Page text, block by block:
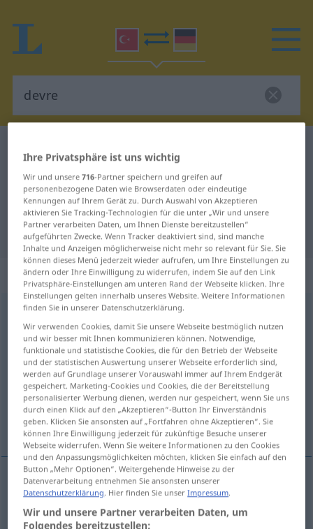
Türkisch-Deutsch Übersetzung für
"devre"
"devre" Deutsch Übersetzung
„devre“
devre
Übersicht aller Übersetzungen
(Für mehr Details die Übersetzung anklicken/antippen)
Periode Zeit, Zeitabschnitt
Phase, Zyklus Stromkreis, Schaltung
Periode F devre
Ihre Privatsphäre ist uns wichtig
Wir und unsere716-Partner speichern und greifen auf
personenbezogene Daten wie Browserdaten oder eindeutige
Kennungen auf Ihrem Gerät zu. Durch Auswahl von Akzeptieren
aktivieren Sie Tracking-Technologien für die unter „Wir und unsere
Partner verarbeiten Daten, um Ihnen Dienste bereitzustellen“
aufgeführten Zwecke. Wenn Tracker deaktiviert sind, sind manche
Inhalte und Anzeigen möglicherweise nicht mehr so relevant für Sie. Sie
können dieses Menü jederzeit wieder aufrufen, um Ihre Einstellungen zu
ändern oder Ihre Einwilligung zu widerrufen, indem Sie auf den Link
Privatsphäre-Einstellungen am unteren Rand der Webseite klicken. Ihre
Einstellungen gelten innerhalb unseres Website. Weitere Informationen
finden Sie in unserer Datenschutzerklärung.
Wir verwenden Cookies, damit Sie unsere Webseite bestmöglich nutzen
und wir besser mit Ihnen kommunizieren können. Notwendige,
funktionale und statistische Cookies, die für den Betrieb der Webseite
und der statistischen Auswertung unserer Webseite erforderlich sind,
werden auf Grundlage unserer Vorauswahl immer auf Ihrem Endgerät
gespeichert. Marketing-Cookies und Cookies, die der Bereitstellung
personalisierter Werbung dienen, werden nur gespeichert, wenn Sie uns
durch einen Klick auf den „Akzeptieren“-Button Ihr Einverständnis
geben. Klicken Sie ansonsten auf „Fortfahren ohne Akzeptieren“. Sie
können Ihre Einwilligung jederzeit für zukünftige Besuche unserer
Webseite widerrufen. Wenn Sie weitere Informationen zu den Cookies
und den Anpassungsmöglichkeiten möchten, klicken Sie einfach auf den
Button „Mehr Optionen“. Weitergehende Hinweise zu der
Datenverarbeitung entnehmen Sie ansonsten unserer
Datenschutzerklärung. Hier finden Sie unserImpressum.
Wir und unsere Partner verarbeiten Daten, um
Folgendes bereitzustellen: